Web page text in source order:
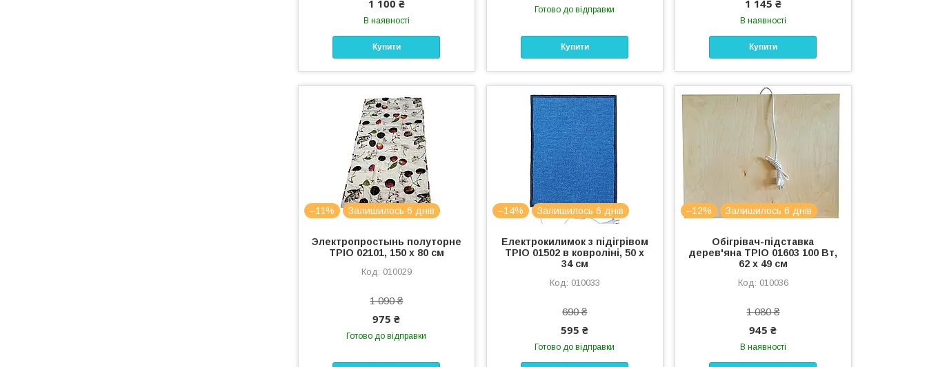
1 100 ₴
В наявності
Купити
Готово до відправки
Купити
1 145 ₴
В наявності
Купити
–11% Залишилось 6 днів
Электропростынь полуторне
ТРІО 02101, 150 х 80 см
010029
1 090 ₴
975 ₴
Готово до відправки
–14% Залишилось 6 днів
Електрокилимок з підігрівом
ТРІО 01502 в ковроліні, 50 х
34 см
010033
690 ₴
595 ₴
Готово до відправки
–12% Залишилось 6 днів
Обігрівач-підставка
дерев'яна ТРІО 01603 100 Вт,
62 х 49 см
010036
1 080 ₴
945 ₴
В наявності